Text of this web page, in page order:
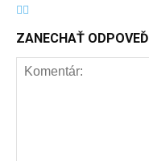
ZANECHAŤ ODPOVEĎ